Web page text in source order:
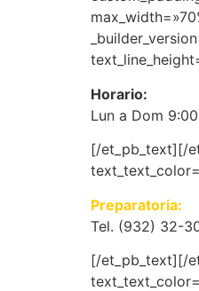
Horario:
Lun a Dom
[/et_pb_text][/
Preparatoria:
Tel. (932) 32-
[/et_pb_text][/